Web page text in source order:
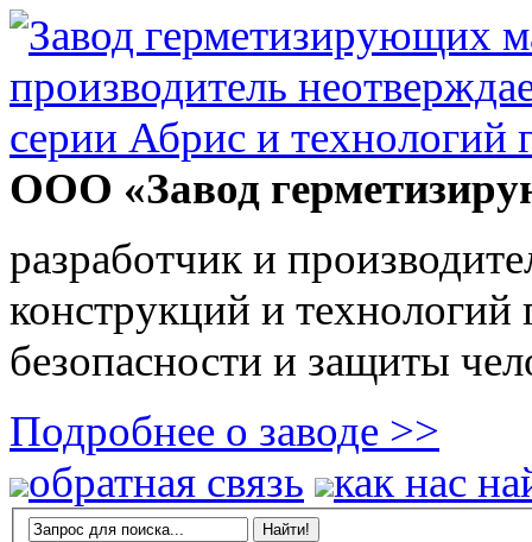
ООО «Завод
разработчик и
конструкций и
безопасности и защиты
Подробнее о заводе >>
обратная связь
как нас